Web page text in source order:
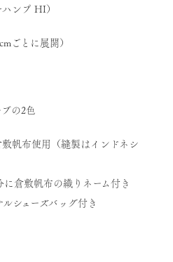
ンプ HI）
ごとに展開）
の2色
布使用（縫製はインドネシ
帆布の織りネーム付き
ーズバッグ付き